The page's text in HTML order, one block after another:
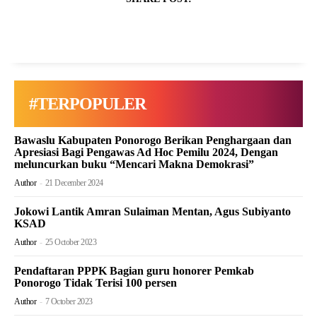
#TERPOPULER
Bawaslu Kabupaten Ponorogo Berikan Penghargaan dan
Apresiasi Bagi Pengawas Ad Hoc Pemilu 2024, Dengan
meluncurkan buku “Mencari Makna Demokrasi”
Author - 21 December 2024
Jokowi Lantik Amran Sulaiman Mentan, Agus Subiyanto
KSAD
Author - 25 October 2023
Pendaftaran PPPK Bagian guru honorer Pemkab
Ponorogo Tidak Terisi 100 persen
Author - 7 October 2023